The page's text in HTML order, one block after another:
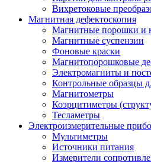
Вихретоковые
Магнитная дефектоскопия
Магнитные порошки и
Магнитные суспензии
Фоновые краски
Магнитопорошковые
Электромагниты и
Контрольные образцы
Магнитометры
Коэрцитиметры
Тесламетры
Электроизмерительные
Мультиметры
Источники питания
Измерители